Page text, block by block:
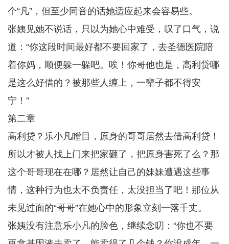
个“凡”，但至少同音的话她适应起来会容易些。
张姨见她不说话，只以为她心中难受，叹了口气，说
道：“你这段时间最好都不要回家了，去圣德医院陪
着你妈，顺便躲一躲吧。唉！你哥他也是，高利贷哪
是这么好借的？被那些人缠上，一辈子都不得安
宁！”
第二章
高利贷？乐小凡瞠目，原身的哥哥居然去借高利贷！
所以才被人找上门来把家砸了，把原身害死了么？那
这个哥哥现在在哪？居然让自己的妹妹遭遇这些事
情，这种行为也太不负责任，太没担当了吧！那位从
未见过面的“哥哥”在她心中的形象立刻一落千丈。
张姨没有注意乐小凡的脸色，继续念叨：“你也不要